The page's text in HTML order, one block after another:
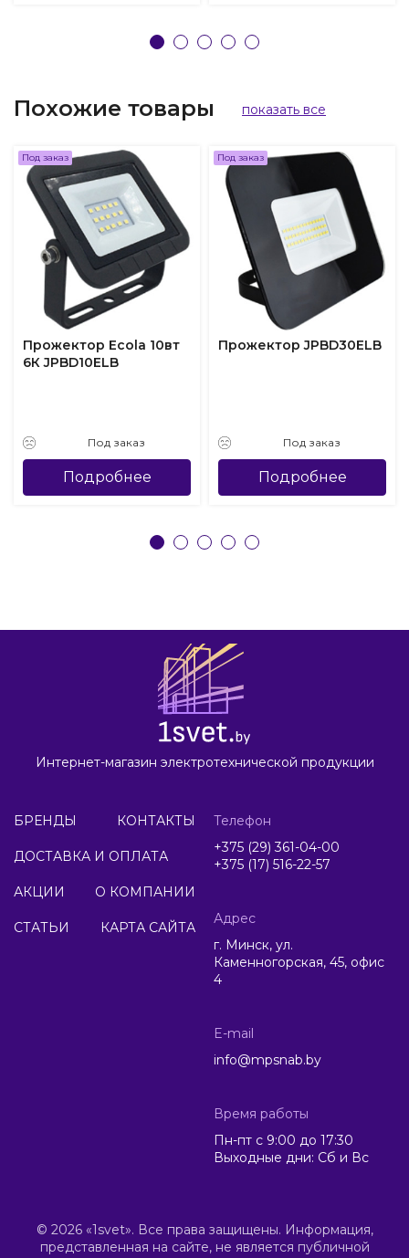
Похожие товары показать все
Под заказ
Прожектор Ecola 10вт
6К JPBD10ELB
Под заказ
Подробнее
Под заказ
Прожектор JPBD30ELB
Под заказ
Подробнее
Интернет-магазин электротехнической продукции
БРЕНДЫ КОНТАКТЫ
ДОСТАВКА И ОПЛАТА
АКЦИИ О КОМПАНИИ
СТАТЬИ КАРТА САЙТА
Телефон
+375 (29) 361-04-00
+375 (17) 516-22-57
Адрес
г. Минск, ул.
Каменногорская, 45, офис
4
E-mail
info@mpsnab.by
Время работы
Пн-пт с 9:00 до 17:30
Выходные дни: Сб и Вс
© 2026 «1svet». Все права защищены. Информация,
представленная на сайте, не является публичной